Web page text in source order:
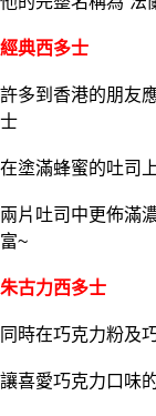
經典西多士
許多到香港的朋友
士
在塗滿蜂蜜的吐司
兩片吐司中更佈滿
富~
朱古力西多士
同時在巧克力粉及
讓喜愛巧克力口味